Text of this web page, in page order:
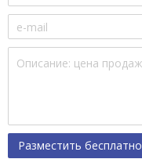
Разместить бесплатно